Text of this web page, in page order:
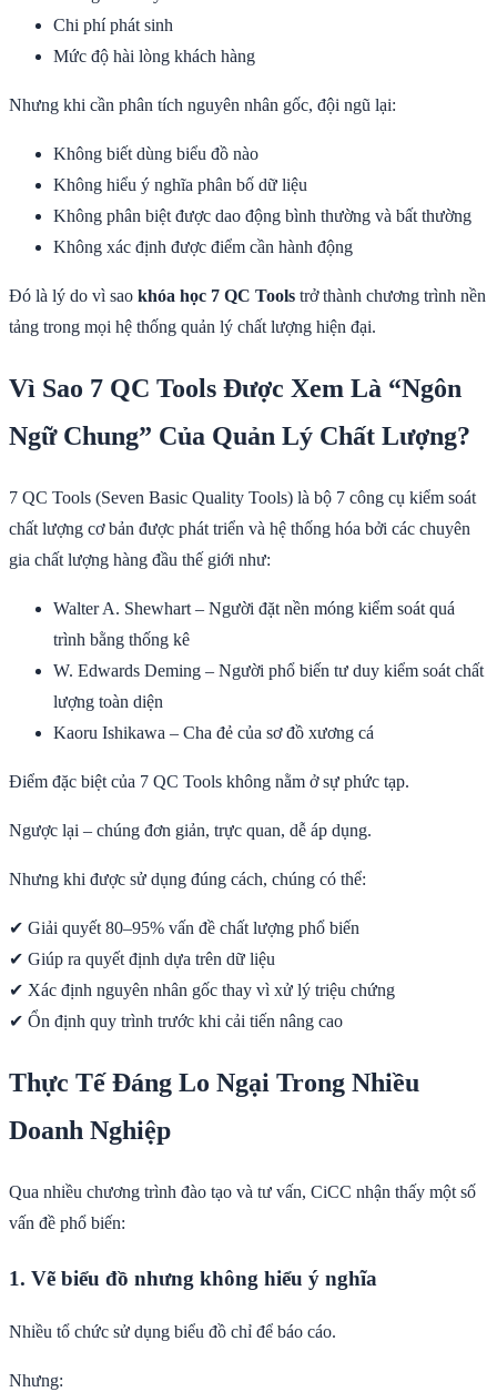
Chi phí phát sinh
Mức độ hài lòng khách hàng
Nhưng khi cần phân tích nguyên nhân gốc, đội ngũ lại:
Không biết dùng biểu đồ nào
Không hiểu ý nghĩa phân bố dữ liệu
Không phân biệt được dao động bình thường và bất thường
Không xác định được điểm cần hành động
Đó là lý do vì sao khóa học 7 QC Tools trở thành chương trình nền
tảng trong mọi hệ thống quản lý chất lượng hiện đại.
Vì Sao 7 QC Tools Được Xem Là “Ngôn
Ngữ Chung” Của Quản Lý Chất Lượng?
7 QC Tools (Seven Basic Quality Tools) là bộ 7 công cụ kiểm soát
chất lượng cơ bản được phát triển và hệ thống hóa bởi các chuyên
gia chất lượng hàng đầu thế giới như:
Walter A. Shewhart – Người đặt nền móng kiểm soát quá
trình bằng thống kê
W. Edwards Deming – Người phổ biến tư duy kiểm soát chất
lượng toàn diện
Kaoru Ishikawa – Cha đẻ của sơ đồ xương cá
Điểm đặc biệt của 7 QC Tools không nằm ở sự phức tạp.
Ngược lại – chúng đơn giản, trực quan, dễ áp dụng.
Nhưng khi được sử dụng đúng cách, chúng có thể:
✔ Giải quyết 80–95% vấn đề chất lượng phổ biến
✔ Giúp ra quyết định dựa trên dữ liệu
✔ Xác định nguyên nhân gốc thay vì xử lý triệu chứng
✔ Ổn định quy trình trước khi cải tiến nâng cao
Thực Tế Đáng Lo Ngại Trong Nhiều
Doanh Nghiệp
Qua nhiều chương trình đào tạo và tư vấn, CiCC nhận thấy một số
vấn đề phổ biến:
1. Vẽ biểu đồ nhưng không hiểu ý nghĩa
Nhiều tổ chức sử dụng biểu đồ chỉ để báo cáo.
Nhưng: